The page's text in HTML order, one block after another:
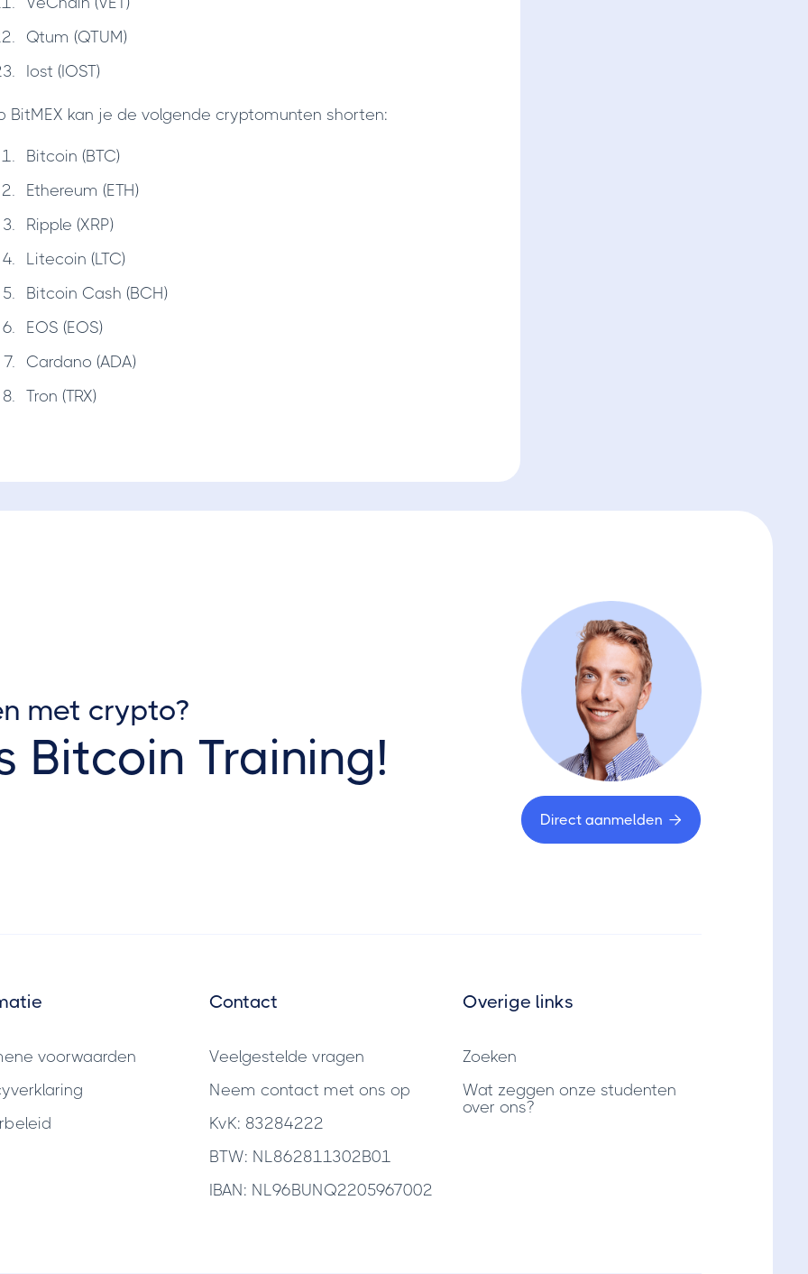
Qtum (QTUM)
Iost (IOST)
BitMEX kan je de volgende cryptomunten shorten:
Bitcoin (BTC)
Ethereum (ETH)
Ripple (XRP)
Litecoin (LTC)
Bitcoin Cash (BCH)
EOS (EOS)
Cardano (ADA)
Tron (TRX)
met crypto?
Bitcoin Training!
Direct aanmelden 
voorwaarden
Contact
Veelgestelde vragen
Neem contact met ons op
KvK: 83284222
BTW: NL862811302B01
IBAN: NL96BUNQ2205967002
Overige links
Zoeken
Wat zeggen onze studenten
over ons?